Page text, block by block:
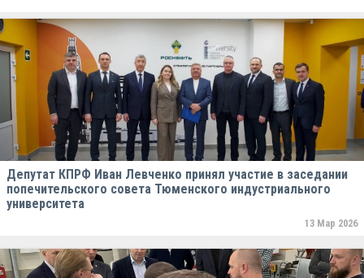
Депутат КПРФ Иван Левченко принял участие в заседании
попечительского совета Тюменского индустриального
университета
13 Мар 2026